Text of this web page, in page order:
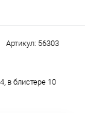
Артикул: 56303
в блистере 10